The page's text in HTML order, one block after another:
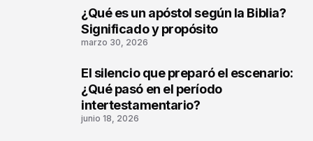
¿Qué es un apóstol según la Biblia?
Significado y propósito
marzo 30, 2026
El silencio que preparó el escenario:
¿Qué pasó en el período
intertestamentario?
junio 18, 2026